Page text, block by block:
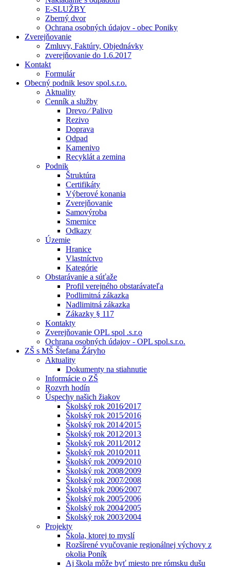
E-SLUŽBY
Zberný dvor
Ochrana osobných údajov - obec Poniky
Zverejňovanie
Zmluvy, Faktúry, Objednávky
zverejňovanie do 1.6.2017
Kontakt
Formulár
Obecný podnik lesov spol.s.r.o.
Aktuality
Cenník a služby
Drevo ⁄ Palivo
Rezivo
Doprava
Odpad
Kamenivo
Recyklát a zemina
Podnik
Štruktúra
Certifikáty
Výberové konania
Zverejňovanie
Samovýroba
Smernice
Odkazy
Územie
Hranice
Vlastníctvo
Kategórie
Obstarávanie a súťaže
Profil verejného obstarávateľa
Podlimitná zákazka
Nadlimitná zákazka
Zákazky § 117
Kontakty
Zverejňovanie OPL spol .s.r.o
Ochrana osobných údajov - OPL spol.s.r.o.
ZŠ s MŠ Štefana Žáryho
Aktuality
Dokumenty na stiahnutie
Informácie o ZŠ
Rozvrh hodín
Úspechy našich žiakov
Školský rok 2016⁄2017
Školský rok 2015⁄2016
Školský rok 2014⁄2015
Školský rok 2012⁄2013
Školský rok 2011⁄2012
Školský rok 2010⁄2011
Školský rok 2009⁄2010
Školský rok 2008⁄2009
Školský rok 2007⁄2008
Školský rok 2006⁄2007
Školský rok 2005⁄2006
Školský rok 2004⁄2005
Školský rok 2003⁄2004
Projekty
Škola, ktorej to myslí
Rozšírené vyučovanie regionálnej výchovy z
okolia Poník
Aj škola môže byť miesto pre rómsku dušu